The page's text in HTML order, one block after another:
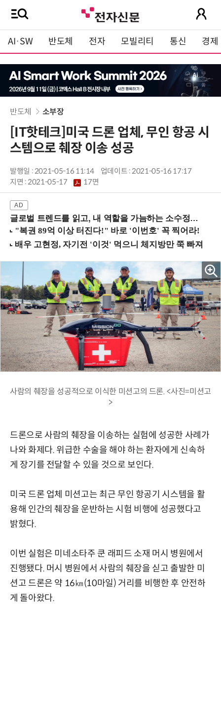
AI·SW 반도체 전자 모빌리티 통신 경제
반도체 소부장
[IT핫테크]미국 드론 업체, 무인 항공 시
스템으로 췌장 이송 성공
발행일 : 2021-05-16 11:14
업데이트 : 2021-05-16 17:17
지면 :2021-05-17 17면
글로벌 트렌드를 읽고, 내 역할을 가늠하는 소수정예 실습 워크숍 (8/28 신논현역)
사람의 췌장을 성공적으로 이식한 미션고의 드론. <사진=미션고
>
드론으로 사람의 췌장을 이송하는 실험에 성공한 사례가
나와 화제다. 위급한 수술을 해야 하는 환자에게 신속하
게 장기를 전달할 수 있을 것으로 보인다.
미국 드론 업체 미션고는 최근 무인 항공기 시스템을 활
용해 인간의 췌장을 운반하는 시험 비행에 성공했다고
밝혔다.
이번 실험은 미네소타주 쿤 래피드 소재 머시 병원에서
진행됐다. 머시 병원에서 사람의 췌장을 싣고 출발한 미
션고 드론은 약 16㎞(10마일) 거리를 비행한 후 안전하
게 돌아왔다.